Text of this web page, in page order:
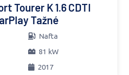
Tourer K 1.6 CDTI
Tažné
Nafta
81 kW
2017